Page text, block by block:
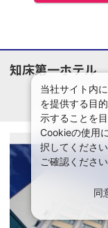
知床第一ホテル
当社サイト内
を提供する目
示することを
Cookieの使用
択してくださ
ご確認ください
同